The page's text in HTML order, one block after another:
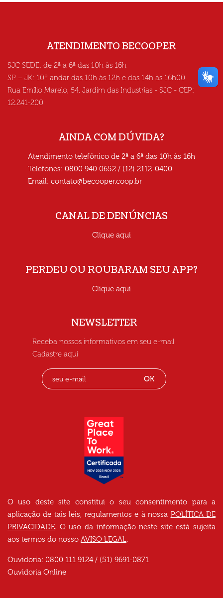
ATENDIMENTO BECOOPER
SJC SEDE: de 2ª a 6ª das 10h às 16h
SP – JK: 10º andar das 10h às 12h e das 14h às 16h00
Rua Emílio Marelo, 54, Jardim das Industrias - SJC - CEP:
12.241-200
AINDA COM DÚVIDA?
Atendimento telefônico de 2ª a 6ª das 10h às 16h
Telefones: 0800 940 0652 / (12) 2112-0400
Email: contato@becooper.coop.br
CANAL DE DENÚNCIAS
Clique aqui
PERDEU OU ROUBARAM SEU APP?
Clique aqui
NEWSLETTER
Receba nossos informativos em seu e-mail.
Cadastre aqui
OK
O uso deste site constitui o seu consentimento para a
aplicação de tais leis, regulamentos e à nossa POLÍTICA DE
PRIVACIDADE. O uso da informação neste site está sujeita
aos termos do nosso AVISO LEGAL.
Ouvidoria: 0800 111 9124 / (51) 9691-0871
Ouvidoria Online